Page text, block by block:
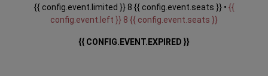
{{ config.event.limited }} 8 {{ config.event.seats }} • {{
config.event.left }} 8 {{ config.event.seats }}
{{ CONFIG.EVENT.EXPIRED }}